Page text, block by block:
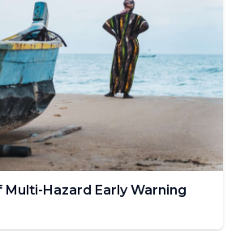
Multi-Hazard Early Warning